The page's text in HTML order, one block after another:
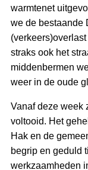
warmtenet
we de bestaande
straks ook het
middenbermen
weer in de oude
Vanaf deze week
voltooid. Het
Hak en de
begrip en geduld
werkzaamheden